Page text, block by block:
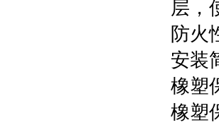
层，
防火
安装
橡塑
橡塑